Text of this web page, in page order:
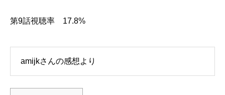
第9話視聴率 17.8%
amijkさんの感想より